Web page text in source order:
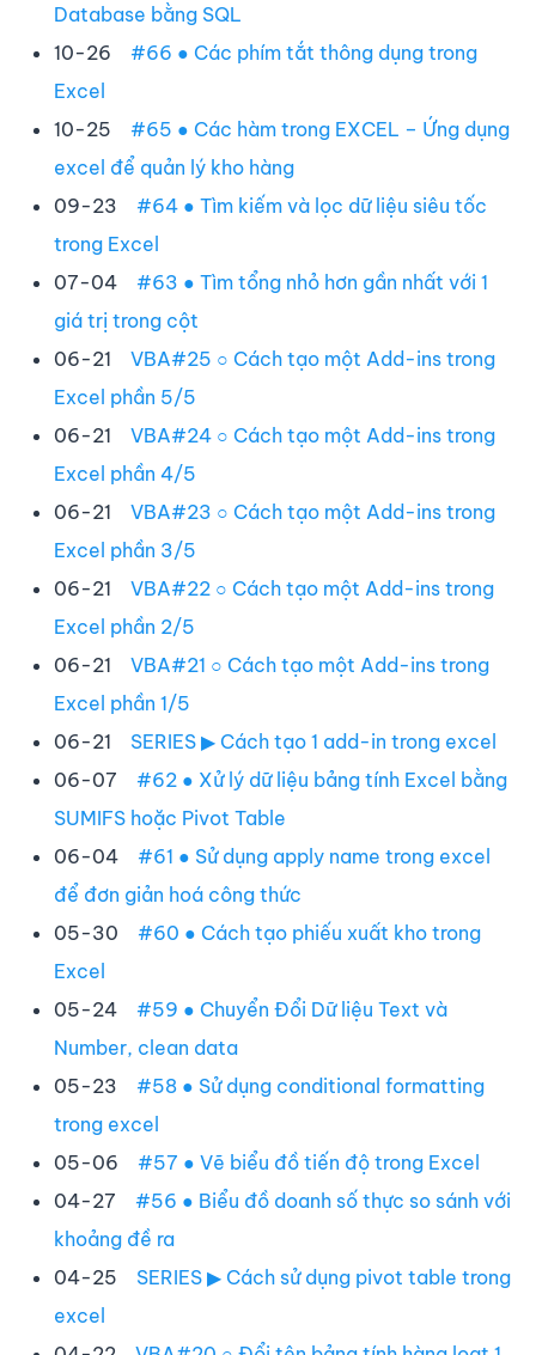
Database bằng SQL
10-26 #66 ● Các phím tắt thông dụng trong
Excel
10-25 #65 ● Các hàm trong EXCEL – Ứng dụng
excel để quản lý kho hàng
09-23 #64 ● Tìm kiếm và lọc dữ liệu siêu tốc
trong Excel
07-04 #63 ● Tìm tổng nhỏ hơn gần nhất với 1
giá trị trong cột
06-21 VBA#25 ○ Cách tạo một Add-ins trong
Excel phần 5/5
06-21 VBA#24 ○ Cách tạo một Add-ins trong
Excel phần 4/5
06-21 VBA#23 ○ Cách tạo một Add-ins trong
Excel phần 3/5
06-21 VBA#22 ○ Cách tạo một Add-ins trong
Excel phần 2/5
06-21 VBA#21 ○ Cách tạo một Add-ins trong
Excel phần 1/5
06-21 SERIES ▶ Cách tạo 1 add-in trong excel
06-07 #62 ● Xử lý dữ liệu bảng tính Excel bằng
SUMIFS hoặc Pivot Table
06-04 #61 ● Sử dụng apply name trong excel
để đơn giản hoá công thức
05-30 #60 ● Cách tạo phiếu xuất kho trong
Excel
05-24 #59 ● Chuyển Đổi Dữ liệu Text và
Number, clean data
05-23 #58 ● Sử dụng conditional formatting
trong excel
05-06 #57 ● Vẽ biểu đồ tiến độ trong Excel
04-27 #56 ● Biểu đồ doanh số thực so sánh với
khoảng đề ra
04-25 SERIES ▶ Cách sử dụng pivot table trong
excel